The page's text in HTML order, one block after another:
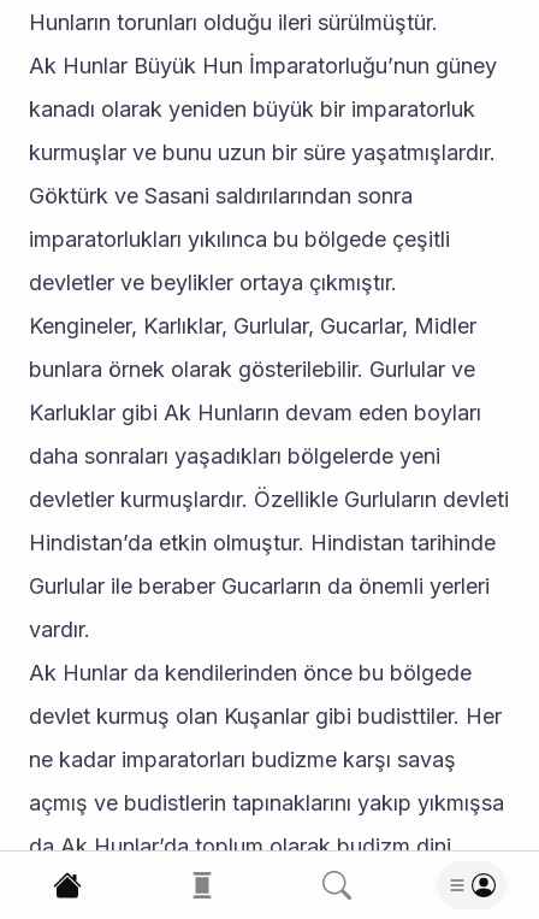
Hunların torunları olduğu ileri sürülmüştür.
Ak Hunlar Büyük Hun İmparatorluğu’nun güney
kanadı olarak yeniden büyük bir imparatorluk
kurmuşlar ve bunu uzun bir süre yaşatmışlardır.
Göktürk ve Sasani saldırılarından sonra
imparatorlukları yıkılınca bu bölgede çeşitli
devletler ve beylikler ortaya çıkmıştır.
Kengineler, Karlıklar, Gurlular, Gucarlar, Midler
bunlara örnek olarak gösterilebilir. Gurlular ve
Karluklar gibi Ak Hunların devam eden boyları
daha sonraları yaşadıkları bölgelerde yeni
devletler kurmuşlardır. Özellikle Gurluların devleti
Hindistan’da etkin olmuştur. Hindistan tarihinde
Gurlular ile beraber Gucarların da önemli yerleri
vardır.
Ak Hunlar da kendilerinden önce bu bölgede
devlet kurmuş olan Kuşanlar gibi budisttiler. Her
ne kadar imparatorları budizme karşı savaş
açmış ve budistlerin tapınaklarını yakıp yıkmışsa
da Ak Hunlar’da toplum olarak budizm dini
yaygınlık göstermiştir. 400 yıllarına kadar Orta